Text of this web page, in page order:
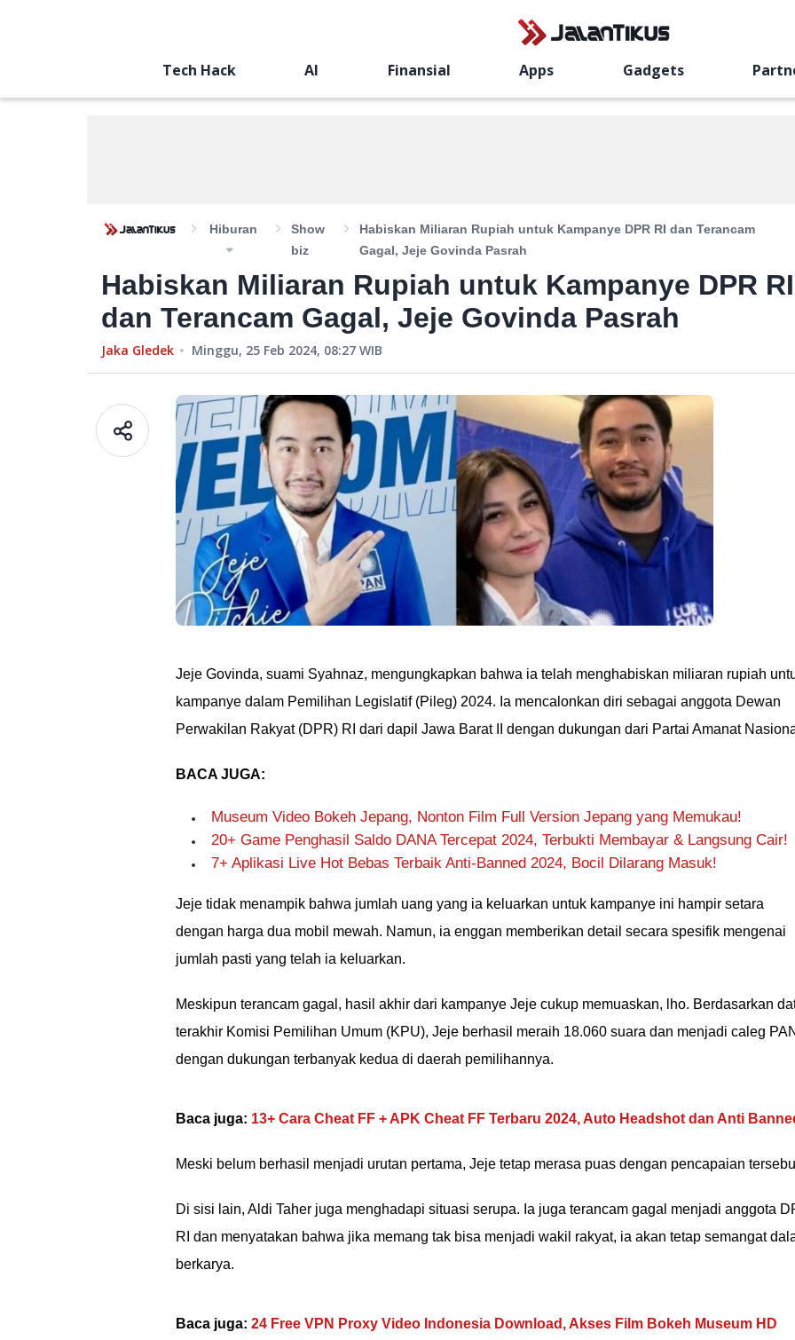
Tech Hack AI Finansial Apps Gadgets
Hiburan
Show
Biz
Habiskan Miliaran Rupiah untuk Kampanye DPR RI dan Terancam
Gagal, Jeje Govinda Pasrah
Habiskan Miliaran Rupiah untuk Kampanye DPR RI
dan Terancam Gagal, Jeje Govinda Pasrah
Jaka Gledek Minggu, 25 Feb 2024, 08:27 WIB
Jeje Govinda, suami Syahnaz, mengungkapkan bahwa ia telah menghabiskan miliaran rupiah
kampanye dalam Pemilihan Legislatif (Pileg) 2024. Ia mencalonkan diri sebagai anggota Dewan
Perwakilan Rakyat (DPR) RI dari dapil Jawa Barat II dengan dukungan dari Partai Amanat
BACA JUGA:
Museum Video Bokeh Jepang, Nonton Film Full Version Jepang yang Memukau!
20+ Game Penghasil Saldo DANA Tercepat 2024, Terbukti Membayar & Langsung Cair!
7+ Aplikasi Live Hot Bebas Terbaik Anti-Banned 2024, Bocil Dilarang Masuk!
Jeje tidak menampik bahwa jumlah uang yang ia keluarkan untuk kampanye ini hampir setara
dengan harga dua mobil mewah. Namun, ia enggan memberikan detail secara spesifik mengenai
jumlah pasti yang telah ia keluarkan.
Meskipun terancam gagal, hasil akhir dari kampanye Jeje cukup memuaskan, lho. Berdasarkan
terakhir Komisi Pemilihan Umum (KPU), Jeje berhasil meraih 18.060 suara dan menjadi caleg PAN
dengan dukungan terbanyak kedua di daerah pemilihannya.
Baca juga: 13+ Cara Cheat FF + APK Cheat FF Terbaru 2024, Auto Headshot dan Anti
Meski belum berhasil menjadi urutan pertama, Jeje tetap merasa puas dengan pencapaian
Di sisi lain, Aldi Taher juga menghadapi situasi serupa. Ia juga terancam gagal menjadi anggota
RI dan menyatakan bahwa jika memang tak bisa menjadi wakil rakyat, ia akan tetap semangat
berkarya.
Baca juga: 24 Free VPN Proxy Video Indonesia Download, Akses Film Bokeh Museum HD